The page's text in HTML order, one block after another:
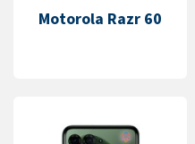
Motorola Razr 60